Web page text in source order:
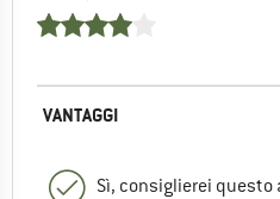
VANTAGGI
Sì, consiglierei questo